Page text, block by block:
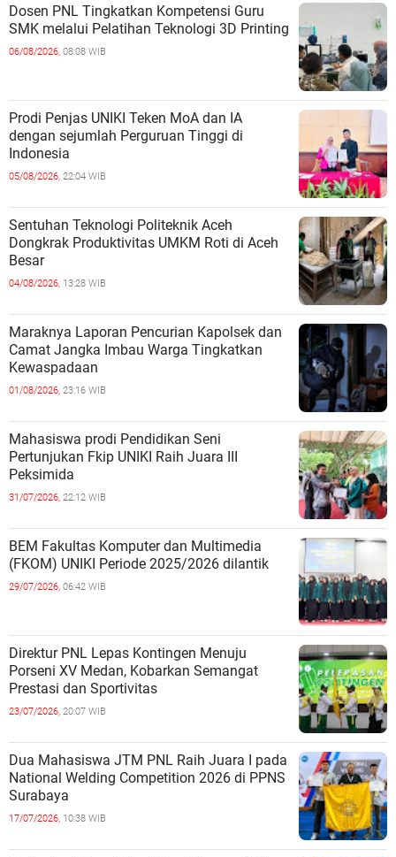
Dosen PNL Tingkatkan Kompetensi Guru
SMK melalui Pelatihan Teknologi 3D Printing
06/08/2026, 08:08 WIB
Prodi Penjas UNIKI Teken MoA dan IA
dengan sejumlah Perguruan Tinggi di
Indonesia
05/08/2026, 22:04 WIB
Sentuhan Teknologi Politeknik Aceh
Dongkrak Produktivitas UMKM Roti di Aceh
Besar
04/08/2026, 13:28 WIB
Maraknya Laporan Pencurian Kapolsek dan
Camat Jangka Imbau Warga Tingkatkan
Kewaspadaan
01/08/2026, 23:16 WIB
Mahasiswa prodi Pendidikan Seni
Pertunjukan Fkip UNIKI Raih Juara III
Peksimida
31/07/2026, 22:12 WIB
BEM Fakultas Komputer dan Multimedia
(FKOM) UNIKI Periode 2025/2026 dilantik
29/07/2026, 06:42 WIB
Direktur PNL Lepas Kontingen Menuju
Porseni XV Medan, Kobarkan Semangat
Prestasi dan Sportivitas
23/07/2026, 20:07 WIB
Dua Mahasiswa JTM PNL Raih Juara I pada
National Welding Competition 2026 di PPNS
Surabaya
17/07/2026, 10:38 WIB